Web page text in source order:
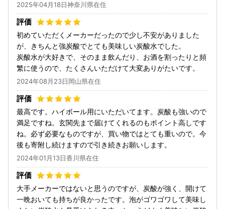
2025年04月18日神奈川県在住
初めていただくメーカーだったので少し不安がありました
が、きちんと強炭酸でとても美味しい炭酸水でした。
炭酸水が大好きで、そのまま飲んだり、お酒を割ったりと頻
繁に使うので、たくさんいただけて大変ありがたいです。
2024年08月23日岡山県在住
最高です。ハイボール用にいただいてます。炭酸も強いので
満足ですね。玄関先まで届けてくれるのもポイント高しです
ね。必ず必要なものですが、買い物ではとても重いので。今
後も寄附し続けますので引き続きお願いします。
2024年01月13日香川県在住
大手メーカーではないと思うのですが、炭酸が強く、開けて
一晩おいても持ちが良かったです。泡がゴワゴワして美味し